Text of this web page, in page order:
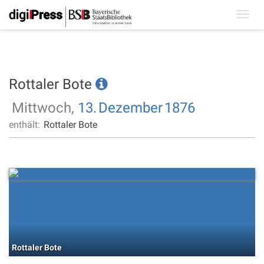
Rottaler Bote
Mittwoch, 13. Dezember1876
enthält: Rottaler Bote
Rottaler Bote